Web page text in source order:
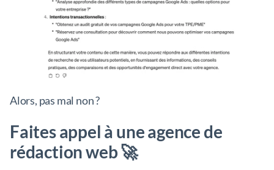
Alors, pas mal non ?
Faites appel à une agence de
rédaction web 🚀